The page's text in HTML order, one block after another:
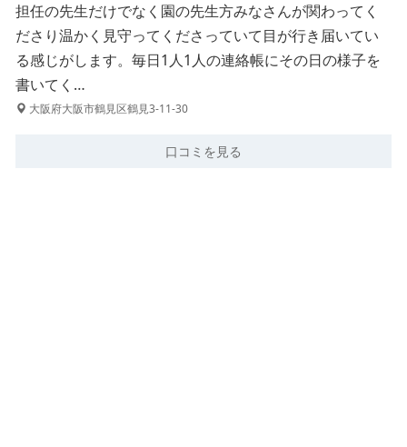
担任の先生だけでなく園の先生方みなさんが関わってく
ださり温かく見守ってくださっていて目が行き届いてい
る感じがします。毎日1人1人の連絡帳にその日の様子を
書いてく…
大阪府大阪市鶴見区鶴見3-11-30
口コミを見る